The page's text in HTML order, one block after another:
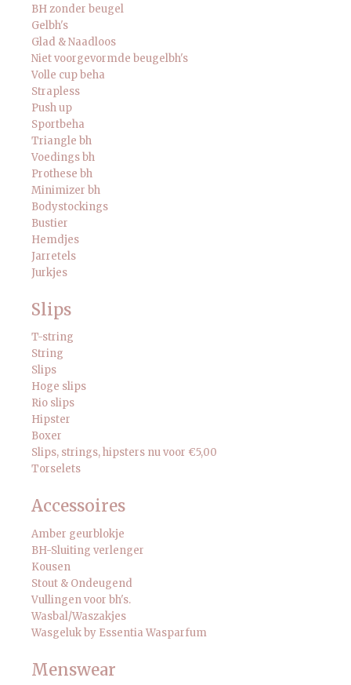
BH zonder beugel
Gelbh's
Glad & Naadloos
Niet voorgevormde beugelbh's
Volle cup beha
Strapless
Push up
Sportbeha
Triangle bh
Voedings bh
Prothese bh
Minimizer bh
Bodystockings
Bustier
Hemdjes
Jarretels
Jurkjes
Slips
T-string
String
Slips
Hoge slips
Rio slips
Hipster
Boxer
Slips, strings, hipsters nu voor €5,00
Torselets
Accessoires
Amber geurblokje
BH-Sluiting verlenger
Kousen
Stout & Ondeugend
Vullingen voor bh's.
Wasbal/Waszakjes
Wasgeluk by Essentia Wasparfum
Menswear